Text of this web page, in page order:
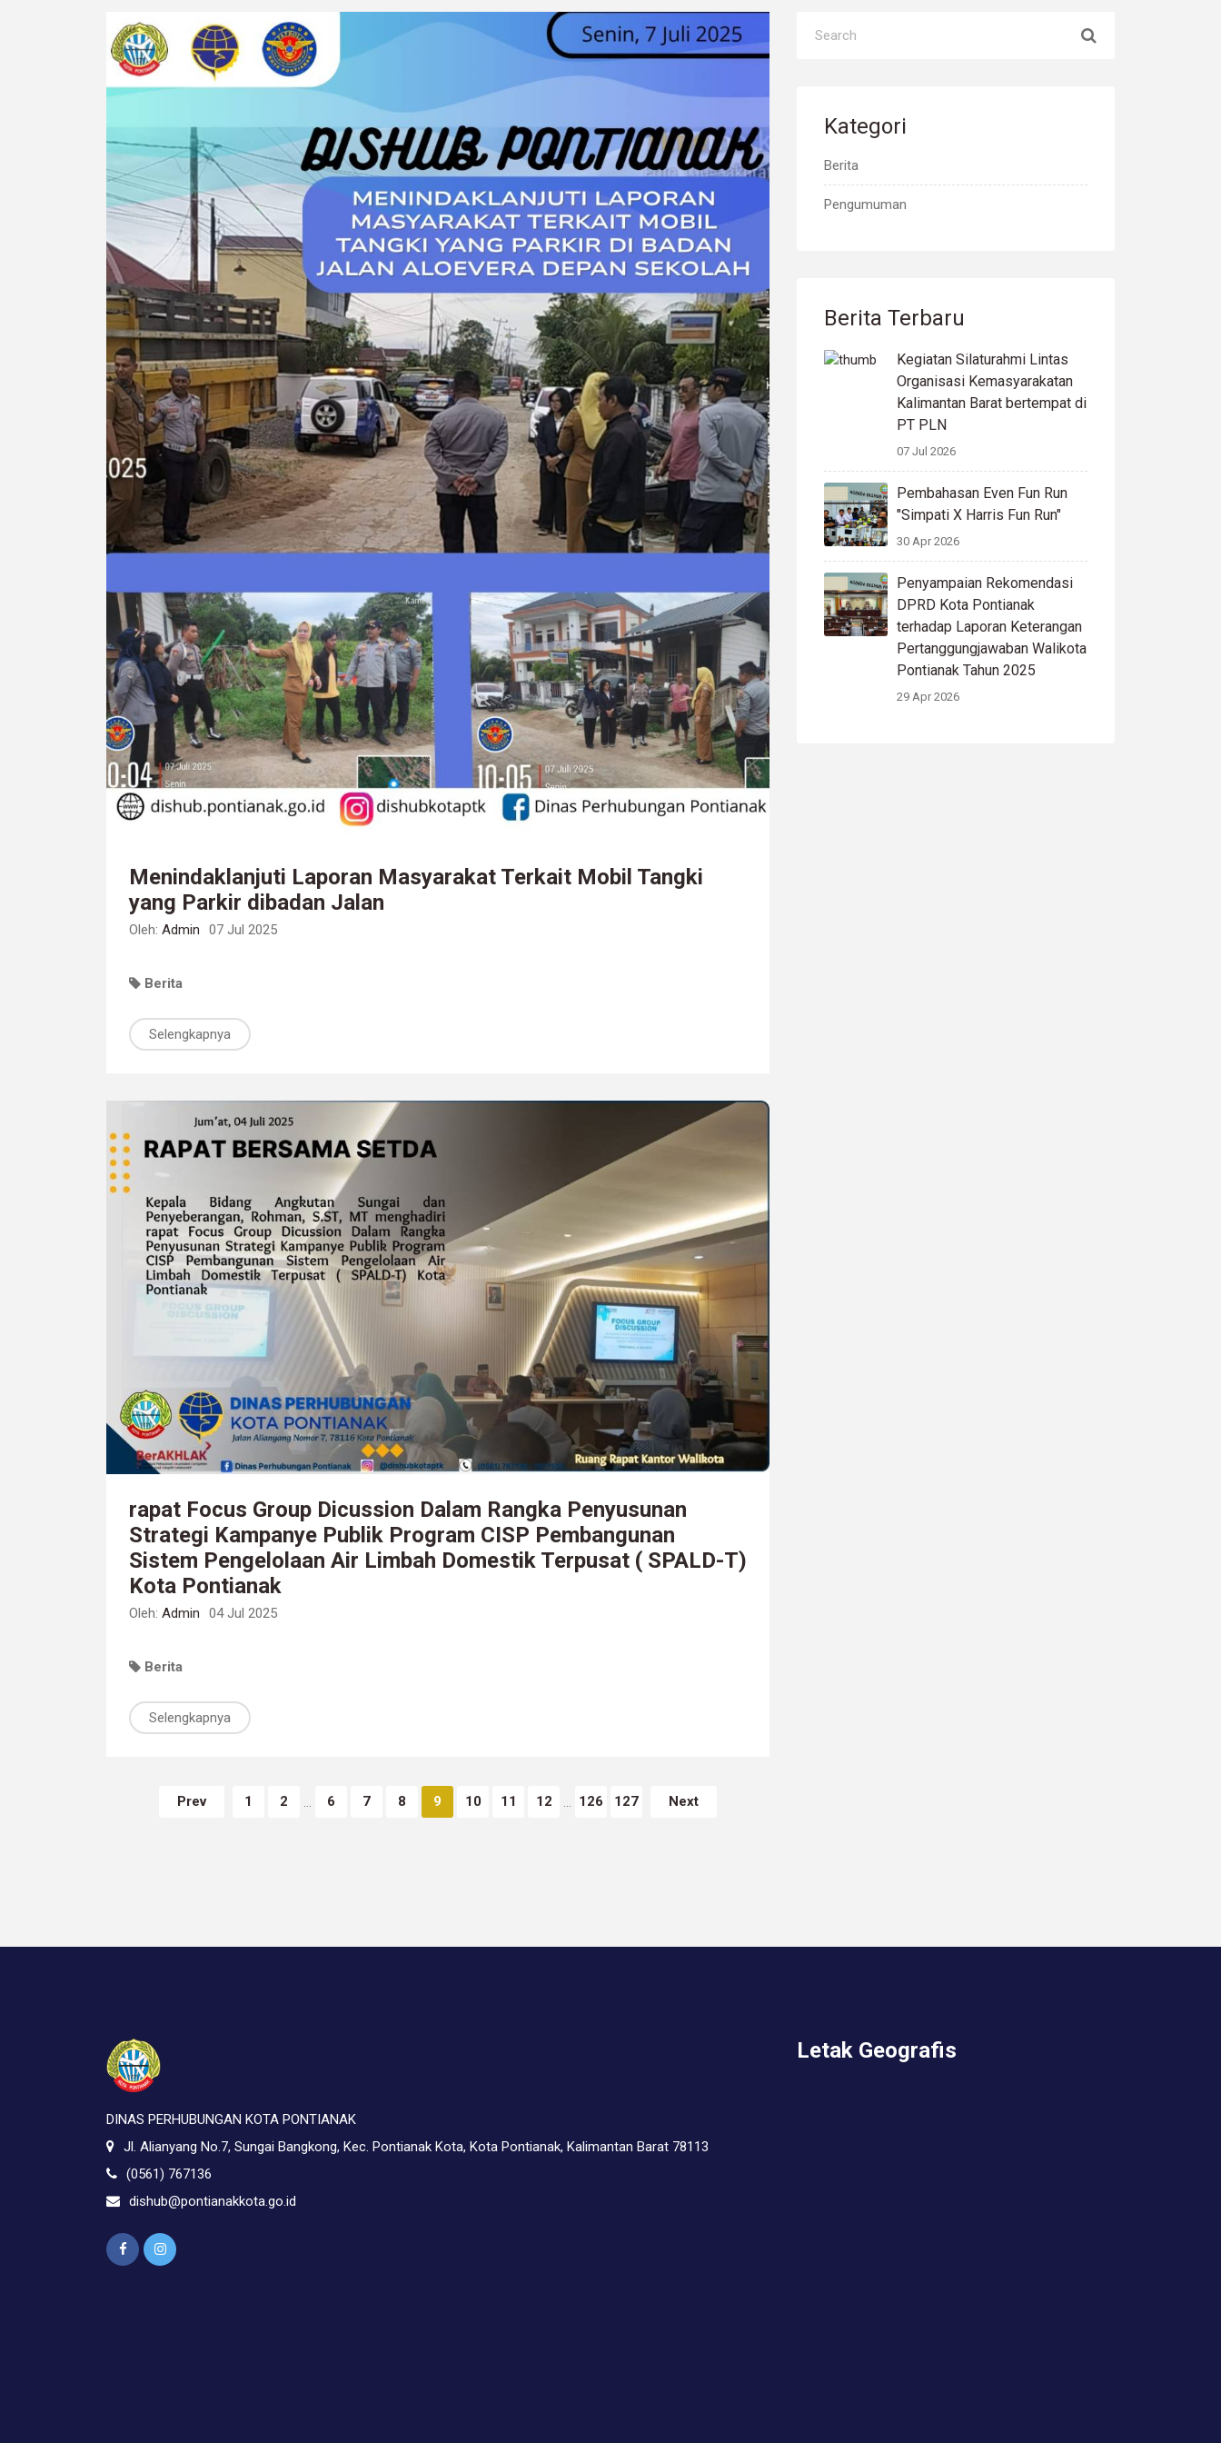
Menindaklanjuti Laporan Masyarakat Terkait Mobil Tangki
yang Parkir dibadan Jalan
Oleh: Admin 07 Jul 2025
Berita
Selengkapnya
rapat Focus Group Dicussion Dalam Rangka Penyusunan
Strategi Kampanye Publik Program CISP Pembangunan
Sistem Pengelolaan Air Limbah Domestik Terpusat ( SPALD-T)
Kota Pontianak
Oleh: Admin 04 Jul 2025
Berita
Selengkapnya
Prev 1 2 ... 6 7 8 9 10 11 12 ... 126 127 Next
Kategori
Berita
Pengumuman
Berita Terbaru
Kegiatan Silaturahmi Lintas
Organisasi Kemasyarakatan
Kalimantan Barat bertempat di
PT PLN
07 Jul 2026
Pembahasan Even Fun Run
"Simpati X Harris Fun Run"
30 Apr 2026
Penyampaian Rekomendasi
DPRD Kota Pontianak
terhadap Laporan Keterangan
Pertanggungjawaban Walikota
Pontianak Tahun 2025
29 Apr 2026
DINAS PERHUBUNGAN KOTA PONTIANAK
Jl. Alianyang No.7, Sungai Bangkong, Kec. Pontianak Kota, Kota Pontianak, Kalimantan Barat 78113
(0561) 767136
dishub@pontianakkota.go.id
Letak Geografis